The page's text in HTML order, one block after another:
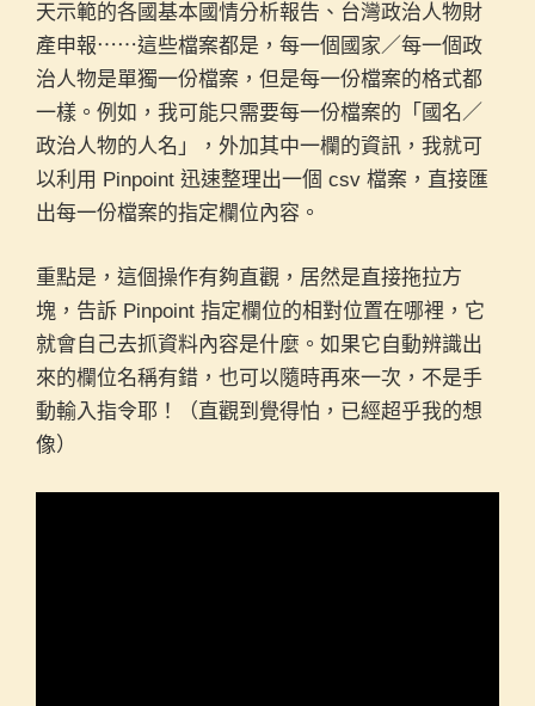
天示範的各國基本國情分析報告、台灣政治人物財
產申報⋯⋯這些檔案都是，每一個國家／每一個政
治人物是單獨一份檔案，但是每一份檔案的格式都
一樣。例如，我可能只需要每一份檔案的「國名／
政治人物的人名」，外加其中一欄的資訊，我就可
以利用 Pinpoint 迅速整理出一個 csv 檔案，直接匯
出每一份檔案的指定欄位內容。
重點是，這個操作有夠直觀，居然是直接拖拉方
塊，告訴 Pinpoint 指定欄位的相對位置在哪裡，它
就會自己去抓資料內容是什麼。如果它自動辨識出
來的欄位名稱有錯，也可以隨時再來一次，不是手
動輸入指令耶！（直觀到覺得怕，已經超乎我的想
像）